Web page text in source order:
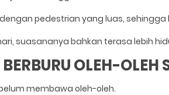
pedestrian yang luas,
suasananya bahkan terasa lebih
BERBURU OLEH-OLEH
membawa oleh-oleh.